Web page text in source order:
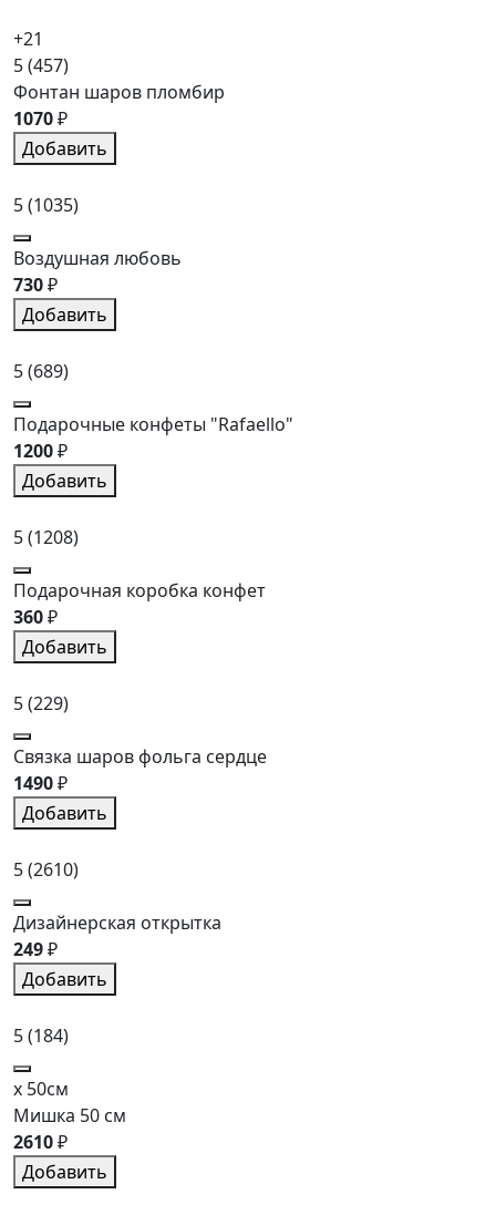
+21
5(457)
Фонтан шаров пломбир
1070₽
Добавить
5(1035)
Воздушная любовь
730₽
Добавить
5(689)
Подарочные конфеты "Rafaello"
1200₽
Добавить
5(1208)
Подарочная коробка конфет
360₽
Добавить
5(229)
Связка шаров фольга сердце
1490₽
Добавить
5(2610)
Дизайнерская открытка
249₽
Добавить
5(184)
x 50см
Мишка 50 см
2610₽
Добавить